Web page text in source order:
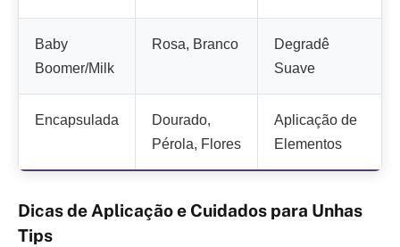
Baby
Boomer/Milk
Rosa, Branco
Degradê
Suave
Encapsulada
Dourado,
Pérola, Flores
Aplicação de
Elementos
Dicas de Aplicação e Cuidados para Unhas
Tips